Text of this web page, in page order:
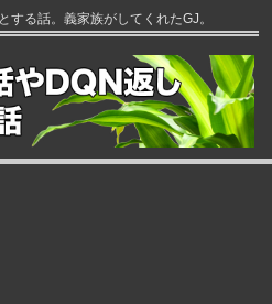
する話。義家族がしてくれたGJ。